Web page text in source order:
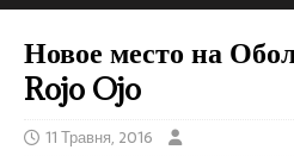
Новое место на
Rojo Ojo
11 Травня, 2016